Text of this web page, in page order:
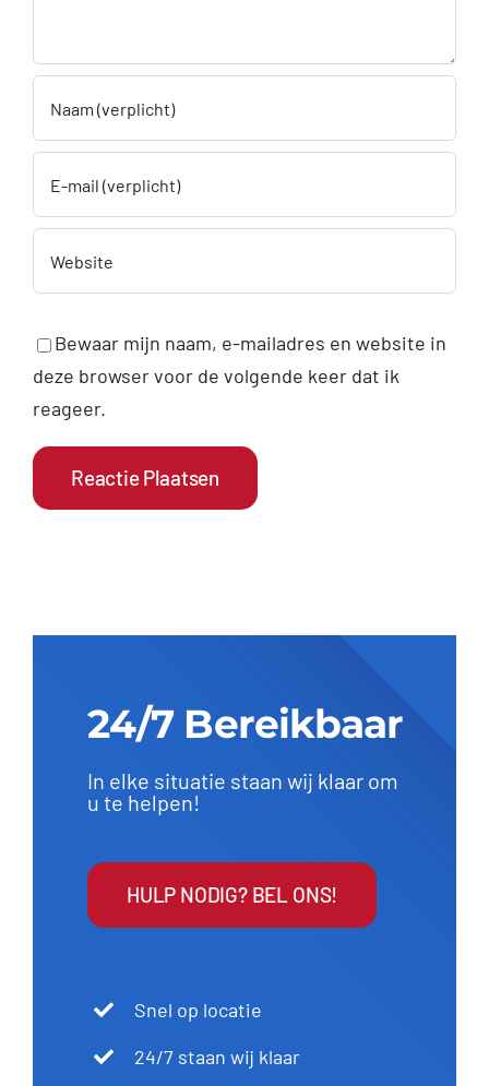
Bewaar mijn naam, e-mailadres en website in
deze browser voor de volgende keer dat ik
reageer.
24/7 Bereikbaar
In elke situatie staan wij klaar om
u te helpen!
HULP NODIG? BEL ONS!
Snel op locatie
24/7 staan wij klaar